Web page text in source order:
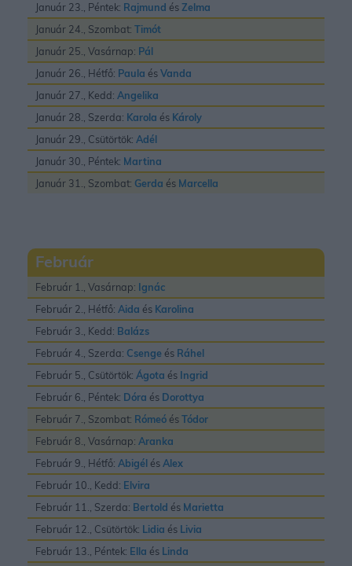
Január 23., Péntek: Rajmund ésZelma
Január 24., Szombat: Timót
Január 25., Vasárnap: Pál
Január 26., Hétfő: Paula ésVanda
Január 27., Kedd: Angelika
Január 28., Szerda: Karola és Károly
Január 29., Csütörtök: Adél
Január 30., Péntek: Martina
Január 31., Szombat: Gerda és Marcella
Február
Február 1., Vasárnap: Ignác
Február 2., Hétfő: Aida és Karolina
Február 3., Kedd: Balázs
Február 4., Szerda: Csenge és Ráhel
Február 5., Csütörtök: Ágota és Ingrid
Február 6., Péntek: Dóra és Dorottya
Február 7., Szombat: Rómeó ésTódor
Február 8., Vasárnap: Aranka
Február 9., Hétfő: Abigél ésAlex
Február 10., Kedd: Elvira
Február 11., Szerda: Bertold és Marietta
Február 12., Csütörtök: Lidia és Livia
Február 13., Péntek: Ella és Linda